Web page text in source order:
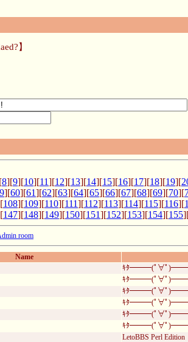
】
8][9][10][11][12][13][14][15][16][17][18][19][
][60][61][62][63][64][65][66][67][68][69][70][
108][109][110][111][112][113][114][115][116][
147][148][149][150][151][152][153][154][155
room
Name
ｷﾀ━━━(ﾟ∀ﾟ
ｷﾀ━━━(ﾟ∀ﾟ
ｷﾀ━━━(ﾟ∀ﾟ
ｷﾀ━━━(ﾟ∀ﾟ
ｷﾀ━━━(ﾟ∀ﾟ
ｷﾀ━━━(ﾟ∀ﾟ
LetoBBS Perl Edition